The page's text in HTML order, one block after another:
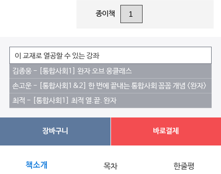
종이책
이 교재로 열공할 수 있는 강좌
김종웅 - [통합사회1] 완자 오브 웅클래스
손고운 - [통합사회1&2] 한 번에 끝내는 통합사회 꼼꼼 개념 <완자>
최적 - [통합사회1] 최적 열.끝. 완자
장바구니 바로결제
책소개 목차 한줄평